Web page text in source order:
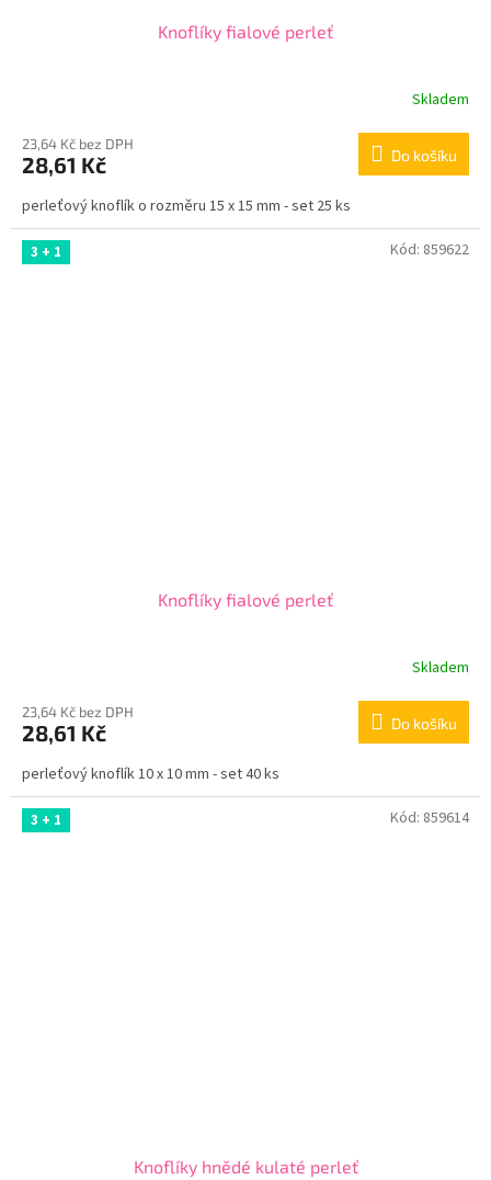
Knoflíky fialové perleť
Skladem
23,64 Kč bez DPH
28,61 Kč Do košíku
perleťový knoflík o rozměru 15 x 15 mm - set 25 ks
3 + 1
Knoflíky fialové perleť
Skladem
23,64 Kč bez DPH
28,61 Kč Do košíku
perleťový knoflík 10 x 10 mm - set 40 ks
Kód: 859622
3 + 1
Knoflíky hnědé kulaté perleť
Kód: 859614